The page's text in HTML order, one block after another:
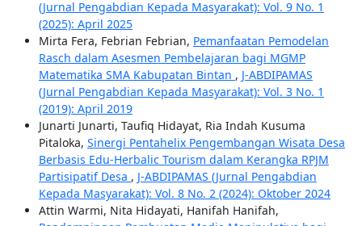
(Jurnal Pengabdian Kepada Masyarakat): Vol. 9 No. 1
(2025): April 2025
Mirta Fera, Febrian Febrian, Pemanfaatan Pemodelan
Rasch dalam Asesmen Pembelajaran bagi MGMP
Matematika SMA Kabupatan Bintan , J-ABDIPAMAS
(Jurnal Pengabdian Kepada Masyarakat): Vol. 3 No. 1
(2019): April 2019
Junarti Junarti, Taufiq Hidayat, Ria Indah Kusuma
Pitaloka, Sinergi Pentahelix Pengembangan Wisata Desa
Berbasis Edu-Herbalic Tourism dalam Kerangka RPJM
Partisipatif Desa , J-ABDIPAMAS (Jurnal Pengabdian
Kepada Masyarakat): Vol. 8 No. 2 (2024): Oktober 2024
Attin Warmi, Nita Hidayati, Hanifah Hanifah,